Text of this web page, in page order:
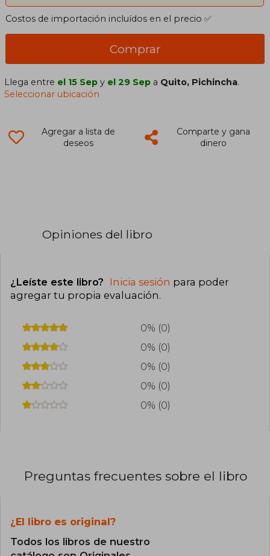
Costos de importación incluídos en el precio ✅
Comprar
Llega entre el 15 Sep y el 29 Sep a Quito, Pichincha.
Seleccionar ubicación
Agregar a lista de
deseos
Comparte y gana
dinero
Opiniones del libro
¿Leíste este libro? Inicia sesión para poder
agregar tu propia evaluación.
0% (0)
0% (0)
0% (0)
0% (0)
0% (0)
Preguntas frecuentes sobre el libro
¿El libro es original?
Todos los libros de nuestro